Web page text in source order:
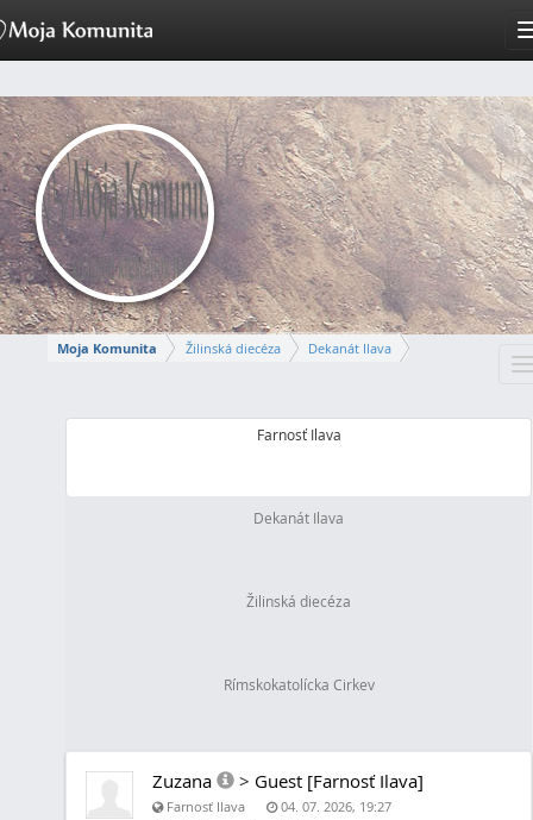
Moja Komunita Žilinská diecéza Dekanát Ilava
Farnosť Ilava
Dekanát Ilava
Žilinská diecéza
Rímskokatolícka Cirkev
Zuzana > Guest [Farnosť Ilava]
Farnosť Ilava 04. 07. 2026, 19:27